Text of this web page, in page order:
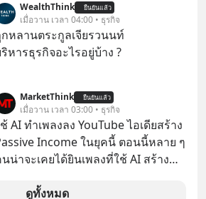
อุปกรณ์การแพทย์ ไปจนถึง
วุธ! จีนกำลังใช้ ‘Playbook’ เดิมที่
ยใช้ถล่มตลาดโซล่าเซลล์มาแล้ว คือ
รทุ่มเงินอุดหนุนมหาศาลจนราคาพัง
จต้องยอมจำนนและส่งมอบกุญแจ
บคุมโลกฮาร์ดแวร์ให้คู่แข่งอย่าง
าวร สงครามที่โลกมองข้ามนี้ดุเดือด
? เลือกฟังกันได้เลยนะครับ อย่า
กด Follow ติดตาม PodCast ช่อง
WealthThink ยืนยันแล้ว
เมื่อวาน เวลา 04:00 • ธุรกิจ
หลานตระกูลเจียรวนนท์
หารธุรกิจอะไรอยู่บ้าง ?
MarketThink ยืนยันแล้ว
เมื่อวาน เวลา 03:00 • ธุรกิจ
AI ทำเพลงลง YouTube ไอเดียสร้าง
Income ในยุคนี้ ตอนนี้หลาย ๆ
น่าจะเคยได้ยินเพลงที่ใช้ AI สร้าง
รู้ตัวเรา” จากช่องชื่อว่า UNHEARD
ดูทั้งหมด